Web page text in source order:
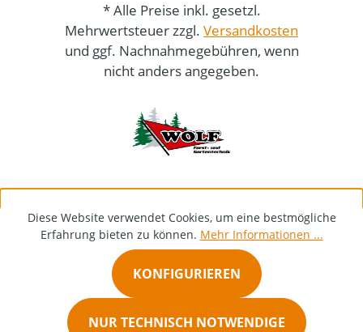
* Alle Preise inkl. gesetzl.
Mehrwertsteuer zzgl. Versandkosten
und ggf. Nachnahmegebühren, wenn
nicht anders angegeben.
Diese Website verwendet Cookies, um eine bestmögliche
Erfahrung bieten zu können. Mehr Informationen ...
NUR TECHNISCH NOTWENDIGE
KONFIGURIEREN